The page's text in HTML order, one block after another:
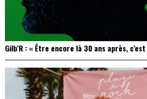
Gilb’R : « Être encore là 30 ans après,